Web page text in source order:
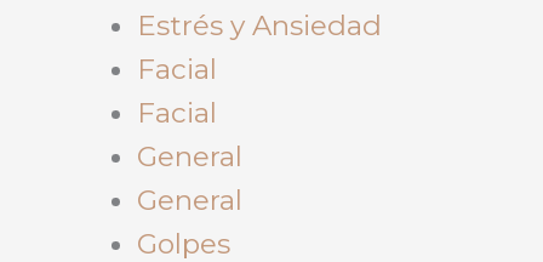
Estrés y Ansiedad
Facial
Facial
General
General
Golpes